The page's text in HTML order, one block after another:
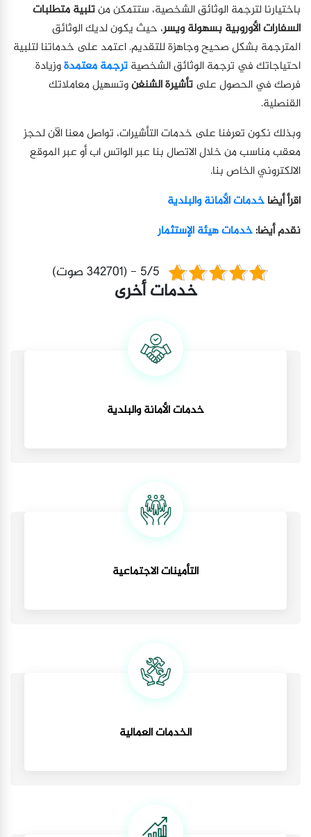
باختيارنا لترجمة الوثائق الشخصية، ستتمكن منتلبية متطلبات
السفارات الأوروبية بسهولةويسر، حيث يكون لديك الوثائق
المترجمة بشكل صحيح وجاهزة للتقديم. اعتمد على خدماتنا لتلبية
احتياجاتك في ترجمة الوثائق الشخصيةترجمة معتمدةوزيادة
فرصك في الحصول علىتأشيرة الشنغنوتسهيل معاملاتك
القنصلية.
وبذلك نكون تعرفنا على خدمات التأشيرات، تواصل معنا الآن لحجز
معقب مناسب من خلال الاتصال بنا عبر الواتس اب أو عبر الموقع
الالكتروني الخاص بنا.
اقرأ أيضاخدمات الأمانة والبلدية
نقدم أيضا:خدمات هيئة الإستثمار
5/5 - (342701 صوت)
خدمات أخرى
خدمات الأمانة والبلدية
التأمينات الاجتماعية
الخدمات العمالية